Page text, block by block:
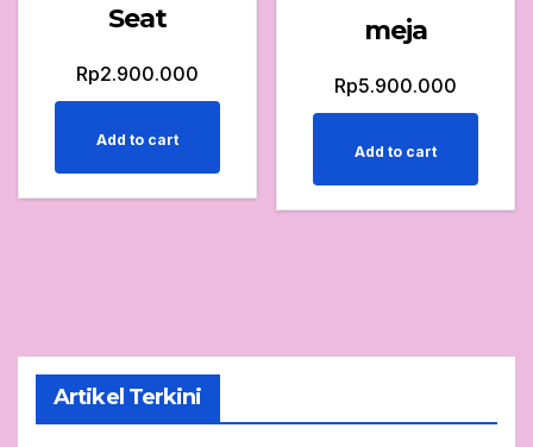
Seat
Rp2.900.000
Add to cart
meja
Rp5.900.000
Add to cart
Artikel Terkini